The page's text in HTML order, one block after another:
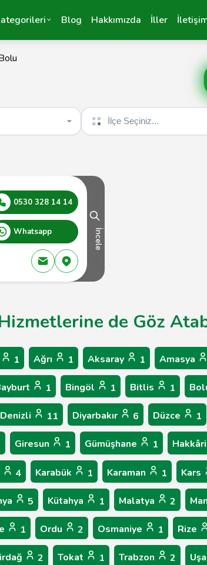
Blog Hakkımızda İller
İlçe seçin
0530 328 14 14
Whatsapp İncele
de Göz
1 Ağrı 1 Aksaray 1 Amasya
1 Bingöl 1 Bitlis 1
Denizli 11 Diyarbakır 6 Düzce 1
Giresun 1 Gümüşhane 1 Hakkâri
4 Karabük 1 Karaman 1 Kars
5 Kütahya 1 Malatya 2
1 Ordu 2 Osmaniye 1 Rize
2 Tokat 1 Trabzon 2